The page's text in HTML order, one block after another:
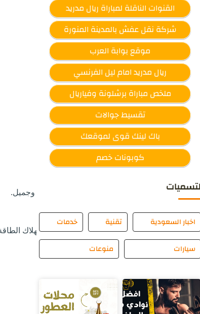
والمفروشات، مما يمنح المنزل مظهر نظيف وجميل.
مع احتياجات المكان والموظفين.
التي تضمن الحفاظ على الأقمشة والألوان.
دوري لضمان عملها بكفاءة عالية وتوفير استهلاك
للاستخدام بأسرع وقت.
القنوات الناقلة لمباراة ريال مدريد
شركة نقل عفش بالمدينة المنورة
موقع بوابة العرب
ريال مدريد امام ليل الفرنسي
ملخص مباراة برشلونة وفياريال
تقسيط جوالات
باك لينك قوى لموقعك
كوبونات خصم
اخبار السعودية تقنية خدمات
سيارات منوعات